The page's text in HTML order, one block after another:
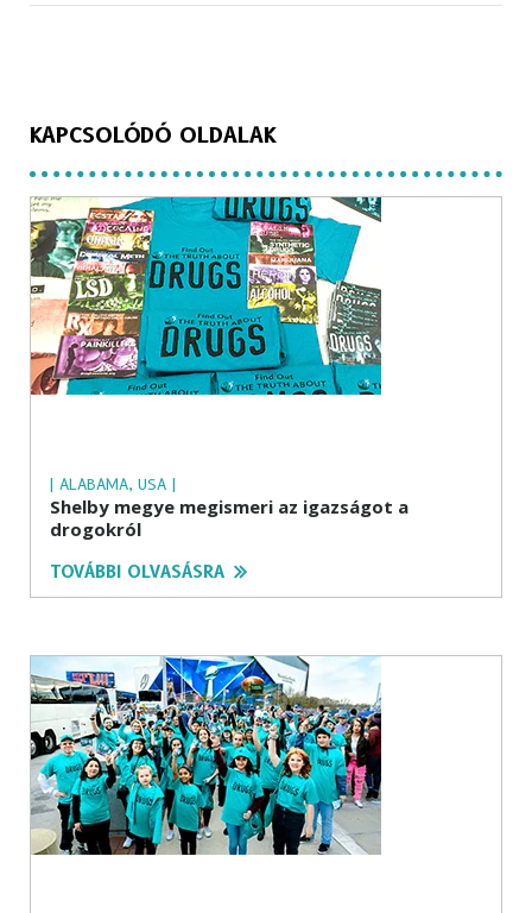
KAPCSOLÓDÓ OLDALAK
| ALABAMA, USA |
Shelby megye megismeri az igazságot a
drogokról
TOVÁBBI OLVASÁSRA